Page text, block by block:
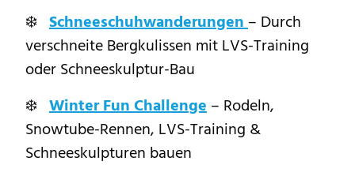
❄️ Schneeschuhwanderungen– Durch
verschneite Bergkulissen mit LVS-Training
oder Schneeskulptur-Bau
❄️ Winter Fun Challenge– Rodeln,
Snowtube-Rennen, LVS-Training &
Schneeskulpturen bauen